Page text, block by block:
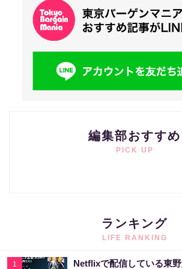
編集部おすすめ
PICK UP
ランキング
LIFE RANKING
1
Netflixで配信している東